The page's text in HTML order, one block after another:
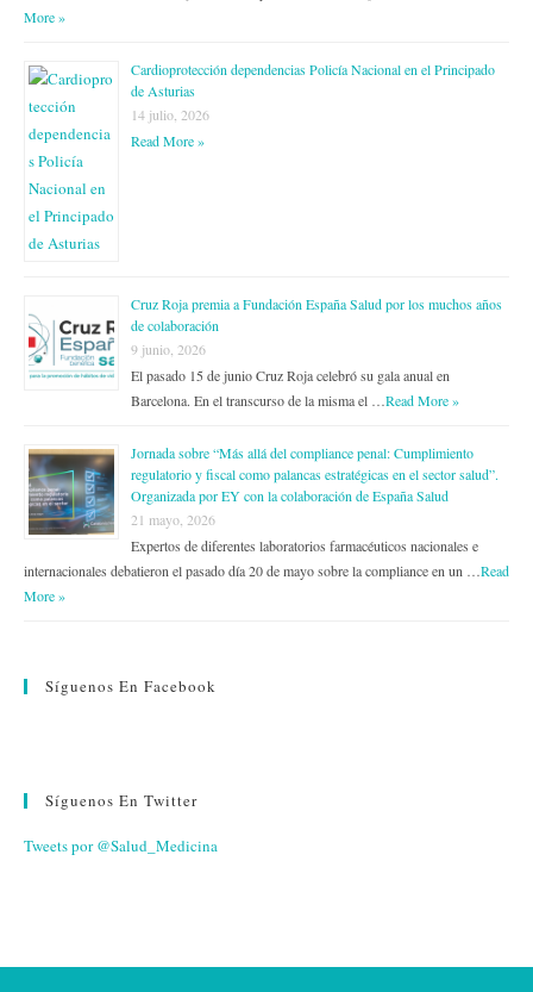
More »
Cardioprotección dependencias Policía Nacional en el Principado
de Asturias
14 julio, 2026
Read More »
Cruz Roja premia a Fundación España Salud por los muchos años
de colaboración
9 junio, 2026
El pasado 15 de junio Cruz Roja celebró su gala anual en
Barcelona. En el transcurso de la misma el …Read More »
Jornada sobre “Más allá del compliance penal: Cumplimiento
regulatorio y fiscal como palancas estratégicas en el sector salud”.
Organizada por EY con la colaboración de España Salud
21 mayo, 2026
Expertos de diferentes laboratorios farmacéuticos nacionales e
internacionales debatieron el pasado día 20 de mayo sobre la compliance en un …Read
More »
Síguenos En Facebook
Síguenos En Twitter
Tweets por @Salud_Medicina